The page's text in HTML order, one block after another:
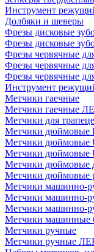
Инструмент
Долбяки и шеверы
Фрезы дисковые
Фрезы дисковые
Фрезы червячные
Фрезы червячные
Фрезы червячные
Инструмент
Метчики гаечные
Метчики гаечные
Метчики для
Метчики дюймовые
Метчики дюймовые
Метчики дюймовые
Метчики дюймовые
Метчики дюймовые
Метчики машинно-
Метчики машинно-
Метчики машинно-
Метчики машинные
Метчики ручные
Метчики ручные